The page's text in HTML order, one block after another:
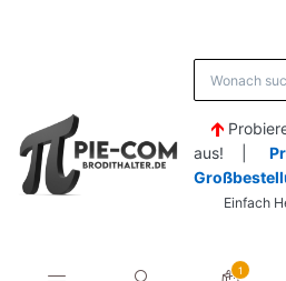
aus! |
Einfach
1